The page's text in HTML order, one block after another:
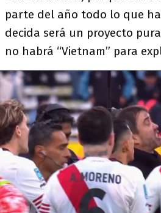
parte del año todo lo que
decida será un proyecto
no habrá “Vietnam” para